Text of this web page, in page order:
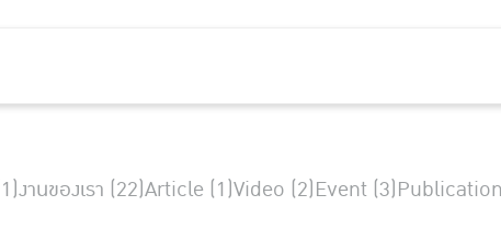
งานของเรา (22)Article (1)Video (2)Event (3)